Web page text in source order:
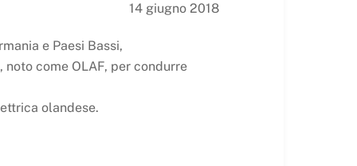
14 giugno 2018
e Paesi Bassi,
come OLAF, per condurre
olandese.